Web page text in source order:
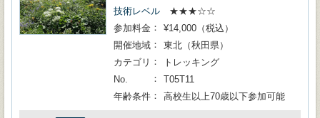
技術レベル
★★★☆☆
参加料金
¥14,000（税込）
開催地域
東北（秋田県）
カテゴリ
トレッキング
No.
T05T11
年齢条件
高校生以上70歳以下参加可能